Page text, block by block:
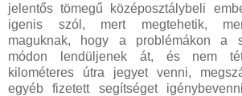
jelentős tömegű középosztálybeli
igenis szól, mert megtehetik,
maguknak, hogy a problémákon a
módon lendüljenek át, és nem
kilométeres útra jegyet venni,
egyéb fizetett segítséget